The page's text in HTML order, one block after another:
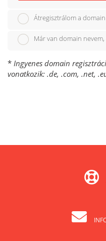
Átregisztrálom a
Már van domain
* Ingyenes domain
vonatkozik: .de, .com, .net,